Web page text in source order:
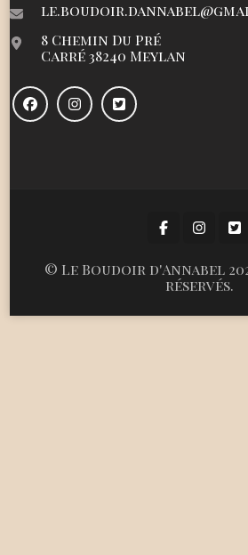
8 Chemin Du Pré
Carré 38240 Meylan
© Le Boudoir d'Annabel
réservés.